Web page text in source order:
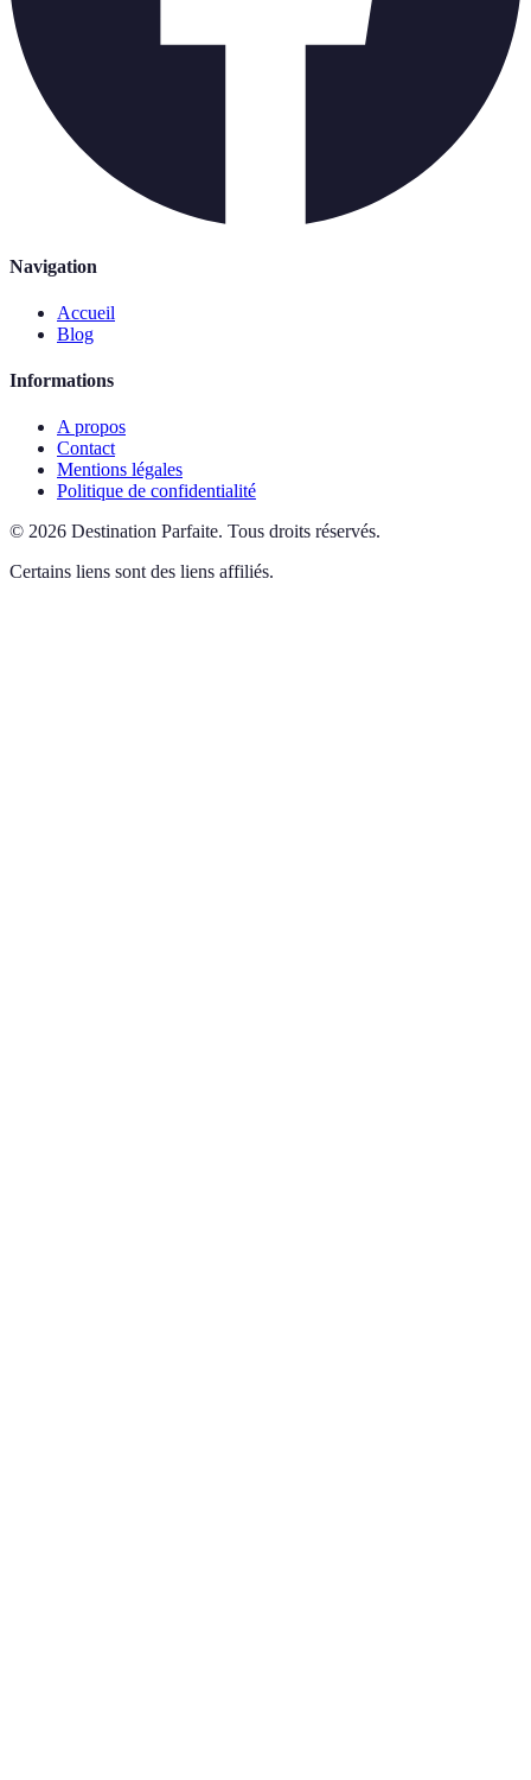
Navigation
Accueil
Blog
Informations
A propos
Contact
Mentions légales
Politique de confidentialité
© 2026 Destination Parfaite. Tous droits réservés.
Certains liens sont des liens affiliés.